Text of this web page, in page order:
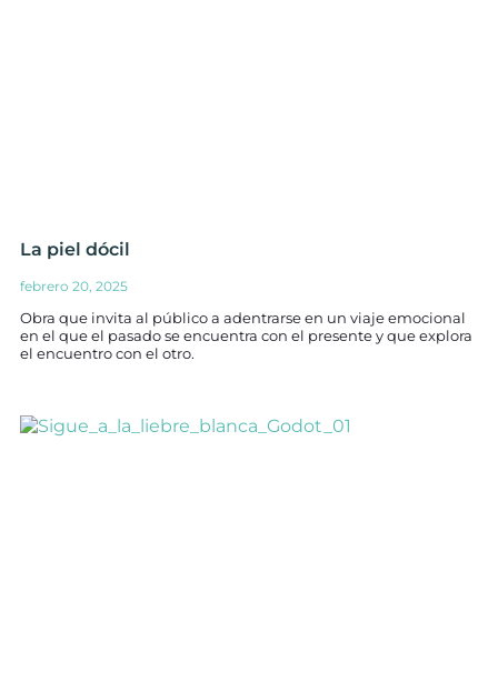
La piel dócil
febrero 20, 2025
Obra que invita al público a adentrarse en un viaje emocional
en el que el pasado se encuentra con el presente y que explora
el encuentro con el otro.